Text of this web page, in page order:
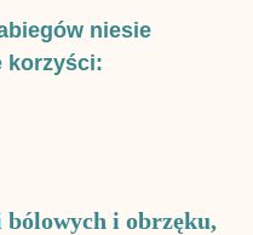
niesie
korzyści:
bólowych i obrzęku,